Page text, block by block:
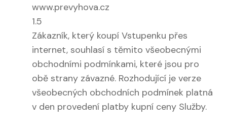
www.prevyhova.cz
1.5
Zákazník, který koupí Vstupenku přes
internet, souhlasí s těmito všeobecnými
obchodními podmínkami, které jsou pro
obě strany závazné. Rozhodující je verze
všeobecných obchodních podmínek platná
v den provedení platby kupní ceny Služby.